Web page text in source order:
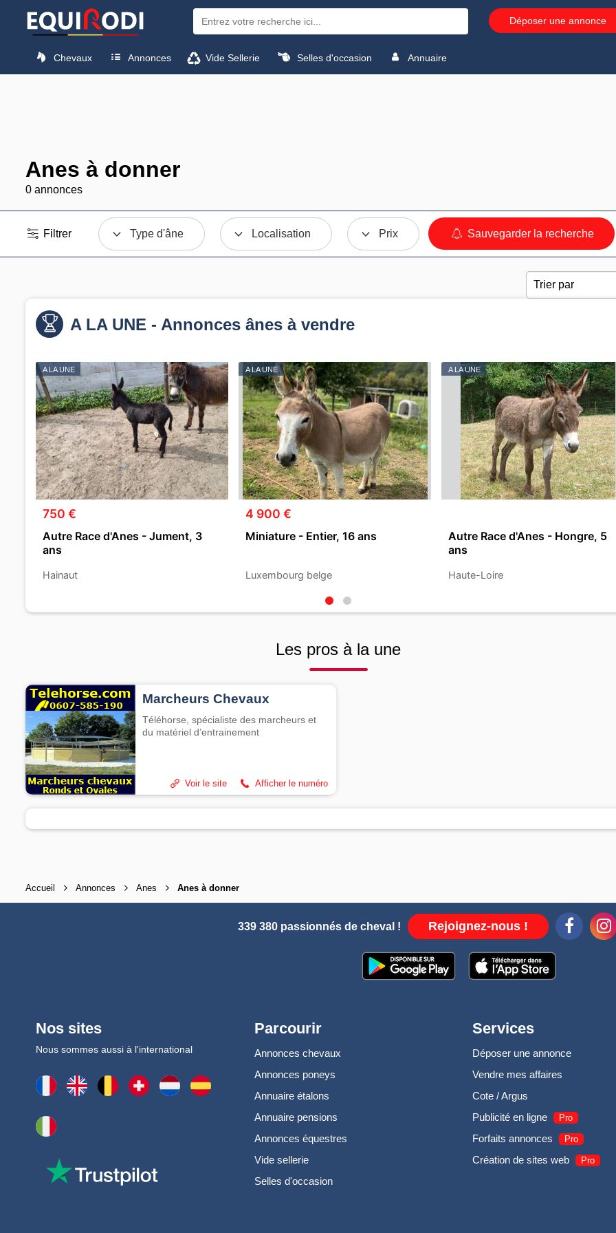
Déposer une annonce
Chevaux Annonces Vide Sellerie Selles d'occasion Annuaire
Anes à donner
0 annonces
Filtrer Type d'âne Localisation Prix Sauvegarder la recherche
A LA UNE - Annonces ânes à vendre
A LA UNE
750 €
Autre Race d'Anes - Jument, 3
ans
Hainaut
A LA UNE
4 900 €
Miniature - Entier, 16 ans
Luxembourg belge
A LA UNE
Autre Race d'Anes - Hongre, 5
ans
Haute-Loire
Les pros à la une
Marcheurs Chevaux
Téléhorse, spécialiste des marcheurs et
du matériel d’entrainement
Afficher le numéro
Voir le site
Accueil Annonces Anes Anes à donner
339 380 passionnés de cheval ! Rejoignez-nous !
Nos sites
Nous sommes aussi à l'international
Parcourir
Annonces chevaux
Annonces poneys
Annuaire étalons
Annuaire pensions
Annonces équestres
Vide sellerie
Selles d'occasion
Services
Déposer une annonce
Vendre mes affaires
Cote / Argus
Publicité en ligne
Pro
Forfaits annonces Pro
Création de sites web Pro